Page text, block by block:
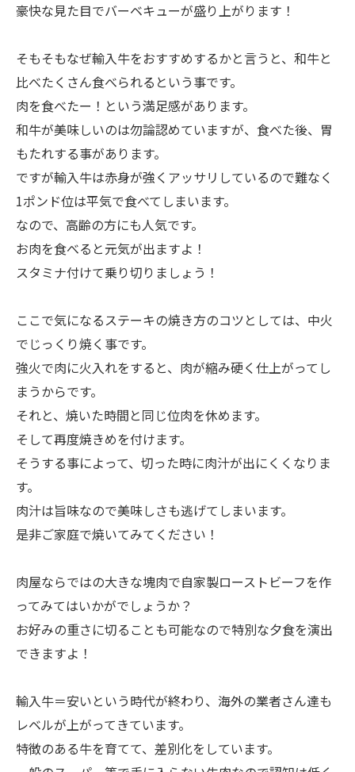
豪快な見た目でバーベキューが盛り上がります！
そもそもなぜ輸入牛をおすすめするかと言うと、和牛と
比べたくさん食べられるという事です。
肉を食べたー！という満足感があります。
和牛が美味しいのは勿論認めていますが、食べた後、胃
もたれする事があります。
ですが輸入牛は赤身が強くアッサリしているので難なく
1ポンド位は平気で食べてしまいます。
なので、高齢の方にも人気です。
お肉を食べると元気が出ますよ！
スタミナ付けて乗り切りましょう！
ここで気になるステーキの焼き方のコツとしては、中火
でじっくり焼く事です。
強火で肉に火入れをすると、肉が縮み硬く仕上がってし
まうからです。
それと、焼いた時間と同じ位肉を休めます。
そして再度焼きめを付けます。
そうする事によって、切った時に肉汁が出にくくなりま
す。
肉汁は旨味なので美味しさも逃げてしまいます。
是非ご家庭で焼いてみてください！
肉屋ならではの大きな塊肉で自家製ローストビーフを作
ってみてはいかがでしょうか？
お好みの重さに切ることも可能なので特別な夕食を演出
できますよ！
輸入牛＝安いという時代が終わり、海外の業者さん達も
レベルが上がってきています。
特徴のある牛を育てて、差別化をしています。